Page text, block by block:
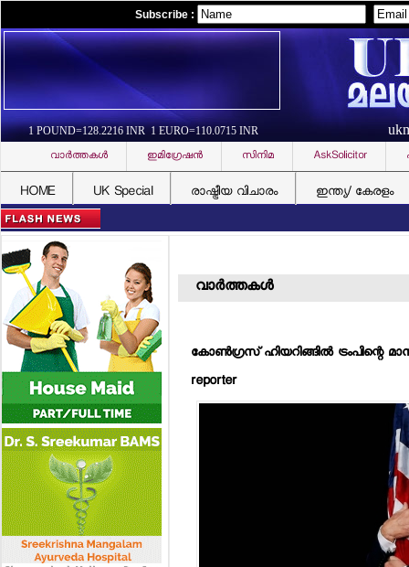
Subscribe :
1 POUND=128.2216 INR 1 EURO=110.0715 INR
വാര്‍ത്തകള്‍ ഇമിഗ്രേഷന്‍ സിനിമ AskSolicitor
HOME UK Special രാഷ്ട്രീയ വിചാരം ഇന്ത്യ/ കേരളം
വാര്‍ത്തകള്‍
കോണ്‍ഗ്രസ് ഹിയറിങ്ങില്‍ ട്രംപിന്റെ
reporter